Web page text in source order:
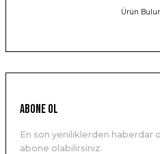
Ürün
ABONE OL
En son yeniliklerden haberdar
abone olabilirsiniz.